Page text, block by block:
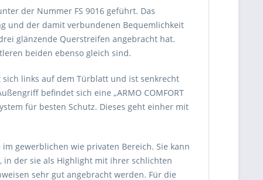
der Nummer FS 9016 geführt. Das
und der damit verbundenen Bequemlichkeit
glänzende Querstreifen angebracht hat.
beiden ebenso gleich sind.
links auf dem Türblatt und ist senkrecht
befindet sich eine „ARMO COMFORT
für besten Schutz. Dieses geht einher mit
gewerblichen wie privaten Bereich. Sie kann
der sie als Highlight mit ihrer schlichten
sehr gut angebracht werden. Für die